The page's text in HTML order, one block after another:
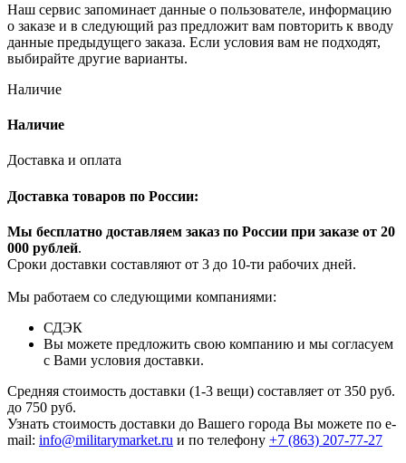
Наш сервис запоминает данные о пользователе, информацию
о заказе и в следующий раз предложит вам повторить к вводу
данные предыдущего заказа. Если условия вам не подходят,
выбирайте другие варианты.
Наличие
Наличие
Доставка и оплата
Доставка товаров по России:
Мы бесплатно доставляем заказ по России при заказе от 20
000 рублей.
Сроки доставки составляют от 3 до 10-ти рабочих дней.
Мы работаем со следующими компаниями:
СДЭК
Вы можете предложить свою компанию и мы согласуем
с Вами условия доставки.
Средняя стоимость доставки (1-3 вещи) составляет от 350 руб.
до 750 руб.
Узнать стоимость доставки до Вашего города Вы можете по e-
mail: info@militarymarket.ru и по телефону +7 (863) 207-77-27